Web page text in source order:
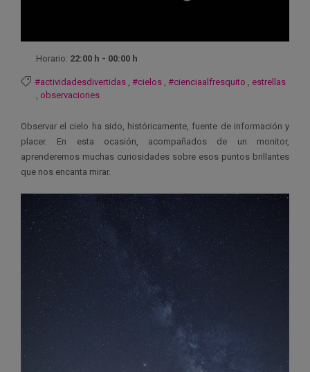
Horario: 22:00 h - 00:00 h
#actividadesdivertidas , #cielos , #cienciaalfresquito , estrellas
, observaciones
Observar el cielo ha sido, históricamente, fuente de información y
placer. En esta ocasión, acompañados de un monitor,
aprenderemos muchas curiosidades sobre esos puntos brillantes
que nos encanta mirar.